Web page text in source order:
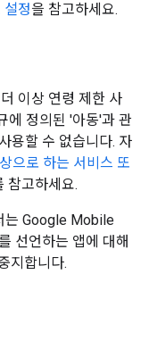
정을 참고하세요.
이상 연령 제한 사
에 정의된 '아동'과 관
용할 수 없습니다. 자
으로 하는 서비스 또
참고하세요.
는 Google Mobile
선언하는 앱에 대해
지합니다.